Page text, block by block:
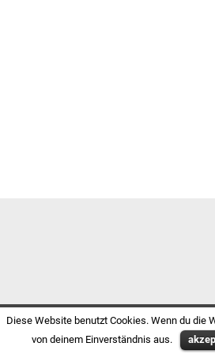
Diese Website benutzt Cookies. Wenn du die
von deinem Einverständnis aus.